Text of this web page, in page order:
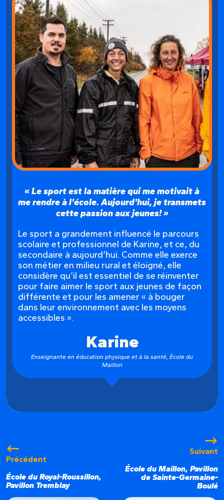
Karine
Enseignante en éducation physique et à la santé, École du
Maillon
Le sport est la matière qui me motivait à
me rendre à l'école. Aujourd'hui, je transmets
cette passion aux jeunes!
Le sport a grandement influencé le parcours
scolaire et professionnel de Karine, et ce, du
secondaire à aujourd’hui. Comme elle exerce
son métier en milieu rural et éloigné, elle
considère qu’il est essentiel de se réinventer
pour faire aimer le sport aux jeunes de façon
différente et pour les amener « à bouger
dans leur environnement avec les moyens
accessibles ».
Précédent
École du Royal-Roussillon,
Pavillon Tremblay
Suivant
École du Maillon, Pavillon
de Sainte-Germaine-
Boulé